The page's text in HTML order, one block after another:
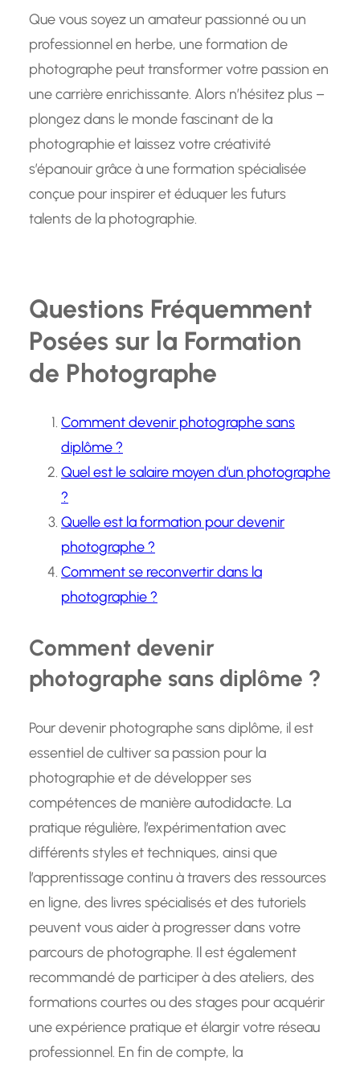
Que vous soyez un amateur passionné ou un
professionnel en herbe, une formation de
photographe peut transformer votre passion en
une carrière enrichissante. Alors n’hésitez plus –
plongez dans le monde fascinant de la
photographie et laissez votre créativité
s’épanouir grâce à une formation spécialisée
conçue pour inspirer et éduquer les futurs
talents de la photographie.
Questions Fréquemment
Posées sur la Formation
de Photographe
Comment devenir photographe sans
diplôme ?
Quel est le salaire moyen d’un photographe
?
Quelle est la formation pour devenir
photographe ?
Comment se reconvertir dans la
photographie ?
Comment devenir
photographe sans diplôme ?
Pour devenir photographe sans diplôme, il est
essentiel de cultiver sa passion pour la
photographie et de développer ses
compétences de manière autodidacte. La
pratique régulière, l’expérimentation avec
différents styles et techniques, ainsi que
l’apprentissage continu à travers des ressources
en ligne, des livres spécialisés et des tutoriels
peuvent vous aider à progresser dans votre
parcours de photographe. Il est également
recommandé de participer à des ateliers, des
formations courtes ou des stages pour acquérir
une expérience pratique et élargir votre réseau
professionnel. En fin de compte, la